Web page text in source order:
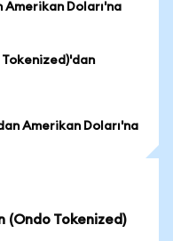
Doları'na
Tokenized)'dan
Amerikan Doları'na
(Ondo Tokenized)